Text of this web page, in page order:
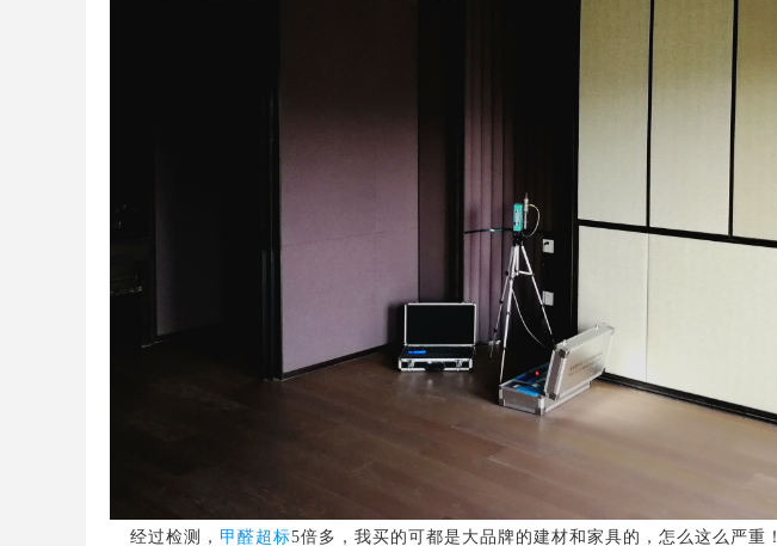
经过检测， 甲醛超标5倍多，我买的可都是大品牌的建材和家具的，怎么这么严重！